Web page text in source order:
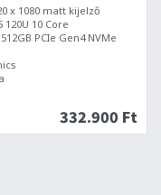
x 1080 matt kijelző
10 Core
PCIe Gen4 NVMe
332.900 Ft